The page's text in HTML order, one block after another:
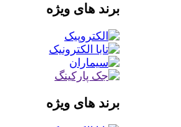
برند های ویژه
برند های ویژه